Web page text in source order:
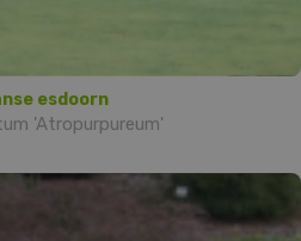
esdoorn
'Atropurpureum'